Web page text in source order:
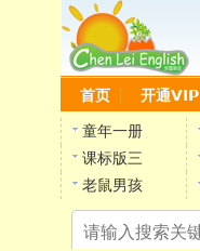
首页 开通VIP
童年一册
课标版三
老鼠男孩